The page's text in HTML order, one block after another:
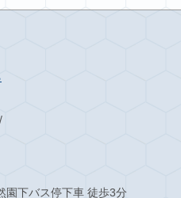
園下バス停下車 徒歩3分